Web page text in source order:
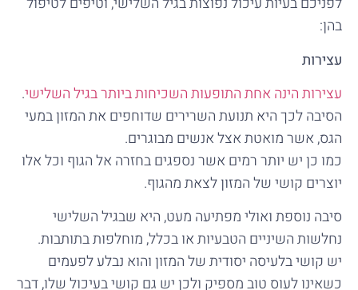
בהן:
עצירות
עצירות הינה אחת התופעות השכיחות ביותר בגיל השלישי.
הסיבה לכך היא תנועת השרירים שדוחפים את המזון במעי
הגס, אשר מואטת אצל אנשים מבוגרים.
כמו כן יש יותר רמים אשר נספגים בחזרה אל הגוף וכל אלו
יוצרים קושי של המזון לצאת מהגוף.
סיבה נוספת ואולי מפתיעה מעט, היא שבגיל השלישי
נחלשות השיניים הטבעיות או בכלל, מוחלפות בתותבות.
יש קושי בלעיסה יסודית של המזון והוא נבלע לפעמים
כשאינו לעוס טוב מספיק ולכן יש גם קושי בעיכול שלו, דבר